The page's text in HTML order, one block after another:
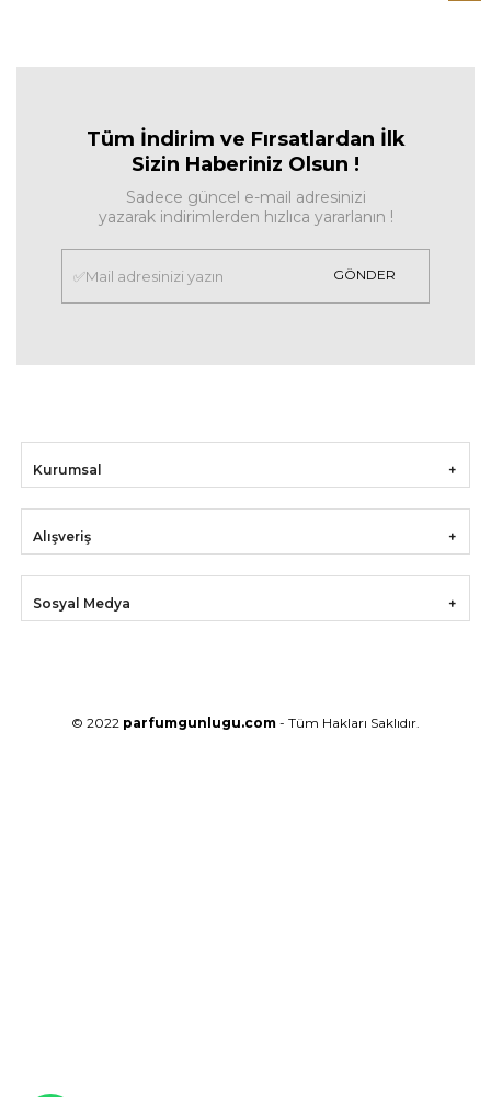
Tüm İndirim ve Fırsatlardan İlk
Sizin Haberiniz Olsun !
Sadece güncel e-mail adresinizi
yazarak indirimlerden hızlıca yararlanın !
GÖNDER
Kurumsal
Alışveriş
Sosyal Medya
© 2022 parfumgunlugu.com - Tüm Hakları Saklıdır.